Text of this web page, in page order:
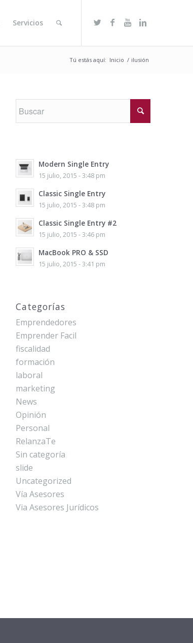
Servicios
Tú estás aquí: Inicio / ilusión
Modern Single Entry
15 julio, 2015 - 3:48 pm
Classic Single Entry
15 julio, 2015 - 3:48 pm
Classic Single Entry #2
15 julio, 2015 - 3:46 pm
MacBook PRO & SSD
15 julio, 2015 - 3:41 pm
Categorías
Emprendedores
Emprender Facil
fiscalidad
formación
laboral
marketing
News
Opinión
Personal
RelanzaTe
Sin categoría
slide
Uncategorized
Vía Asesores
Via Asesores Jurídicos